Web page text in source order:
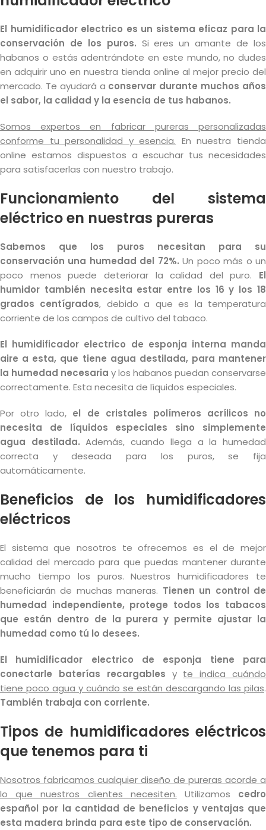
El humidificador electrico es un sistema eficaz para la
conservación de los puros. Si eres un amante de los
habanos o estás adentrándote en este mundo, no dudes
en adquirir uno en nuestra tienda online al mejor precio del
mercado. Te ayudará a conservar durante muchos años
el sabor, la calidad y la esencia de tus habanos.
Somos expertos en fabricar pureras personalizadas
conforme tu personalidad y esencia. En nuestra tienda
online estamos dispuestos a escuchar tus necesidades
para satisfacerlas con nuestro trabajo.
Funcionamiento del sistema
eléctrico en nuestras pureras
Sabemos que los puros necesitan para su
conservación una humedad del 72%. Un poco más o un
poco menos puede deteriorar la calidad del puro. El
humidor también necesita estar entre los 16 y los 18
grados centígrados, debido a que es la temperatura
corriente de los campos de cultivo del tabaco.
El humidificador electrico de esponja interna manda
aire a esta, que tiene agua destilada, para mantener
la humedad necesaria y los habanos puedan conservarse
correctamente. Esta necesita de líquidos especiales.
Por otro lado, el de cristales polímeros acrílicos no
necesita de líquidos especiales sino simplemente
agua destilada. Además, cuando llega a la humedad
correcta y deseada para los puros, se fija
automáticamente.
Beneficios de los humidificadores
eléctricos
El sistema que nosotros te ofrecemos es el de mejor
calidad del mercado para que puedas mantener durante
mucho tiempo los puros. Nuestros humidificadores te
beneficiarán de muchas maneras. Tienen un control de
humedad independiente, protege todos los tabacos
que están dentro de la purera y permite ajustar la
humedad como tú lo desees.
El humidificador electrico de esponja tiene para
conectarle baterías recargables y te indica cuándo
tiene poco agua y cuándo se están descargando las pilas.
También trabaja con corriente.
Tipos de humidificadores eléctricos
que tenemos para ti
Nosotros fabricamos cualquier diseño de pureras acorde a
lo que nuestros clientes necesiten. Utilizamos cedro
español por la cantidad de beneficios y ventajas que
esta madera brinda para este tipo de conservación.